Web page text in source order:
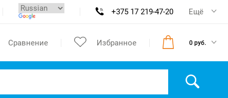
+375 17 219-47-20 Ещё
Сравнение Избранное 0 руб.